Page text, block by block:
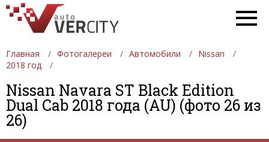
Главная Фотогалереи Автомобили
Nissan
2018 год
Nissan Navara ST Black Edition
Dual Cab 2018 года (AU) (фото 26 из
26)
ФОТОГАЛЕРЕИ АВТОМОБИЛИ
ДЕВУШКИ
АВТОСАЛОНЫ